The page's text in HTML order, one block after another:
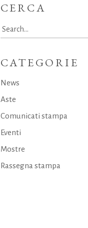
CERCA
Search
for:
CATEGORIE
News
Aste
Comunicati stampa
Eventi
Mostre
Rassegna stampa